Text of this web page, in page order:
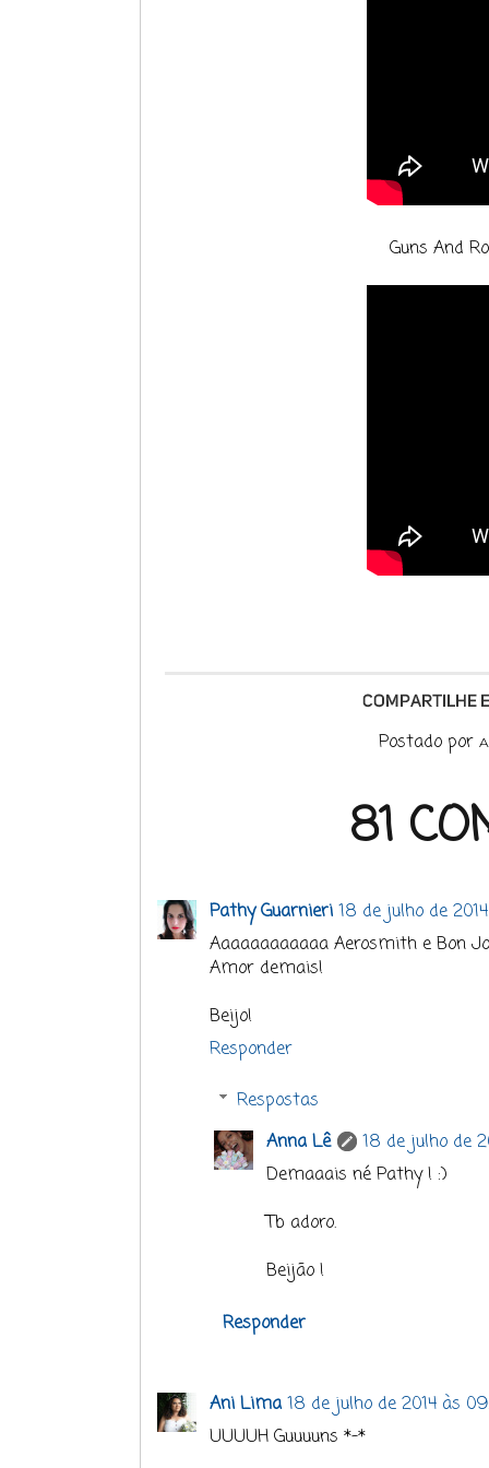
Guns And
Postado por
81
Pathy Guarnieri 18 de julho de
Aaaaaaaaaaaa Aerosmith e Bon
Amor demais!
Beijo!
Responder
Respostas
Anna Lê
18 de julho de
Demaaais né Pathy ! :)
Tb adoro.
Beijão !
Responder
Ani Lima 18 de julho de 2014 às
UUUUH Guuuuns *-*